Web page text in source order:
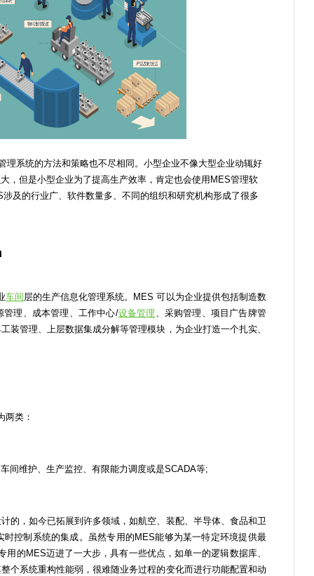
理系统的方法和策略也不尽相同。小型企业不像大型企业动辄好
，但是小型企业为了提高生产效率，肯定也会使用MES管理软
及的行业广、软件数量多、不同的组织和研究机构形成了很多
车间层的生产信息化管理系统。MES 可以为企业提供包括制造数
管理、成本管理、工作中心/设备管理 、采购管理、项目广告牌管
装管理、上层数据集成分解等管理模块，为企业打造一个扎实、
两类：
维护、生产监控、有限能力调度或是SCADA等;
，如今已拓展到许多领域，如航空、装配、半导体、食品和卫
控制系统的集成。虽然专用的MES能够为某一特定环境提供最
的MES迈进了一大步，具有一些优点，如单一的逻辑数据库、
个系统重构性能弱，很难随业务过程的变化而进行功能配置和动